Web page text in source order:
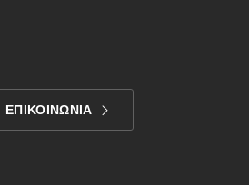
ΕΠΙΚΟΙΝΩΝΙΑ